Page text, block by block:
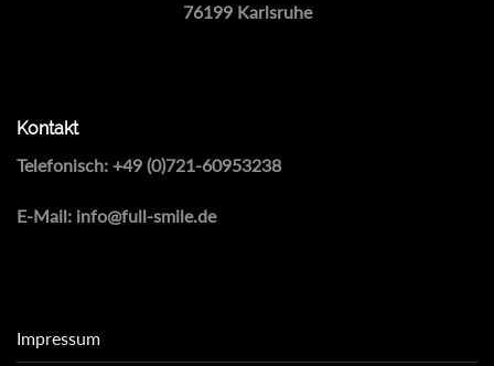
76199 Karlsruhe
Kontakt
Telefonisch: +49 (0)721-60953238
E-Mail: info@full-smile.de
Impressum